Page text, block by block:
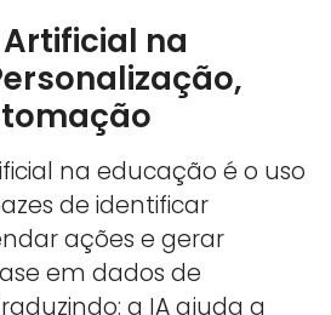
na
na educação é o uso
de identificar
ações e gerar
em dados de
a IA ajuda a